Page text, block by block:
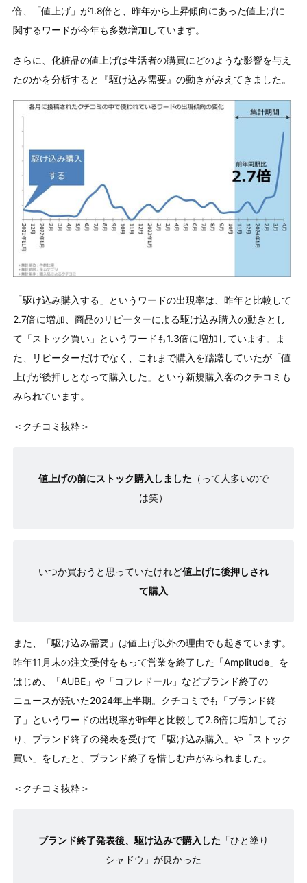
倍、「値上げ」が1.8倍と、昨年から上昇傾向にあった値上げに
関するワードが今年も多数増加しています。
さらに、化粧品の値上げは生活者の購買にどのような影響を与え
たのかを分析すると『駆け込み需要』の動きがみえてきました。
「駆け込み購⼊する」というワードの出現率は、昨年と比較して
2.7倍に増加、商品のリピーターによる駆け込み購入の動きとし
て「ストック買い」というワードも1.3倍に増加しています。ま
た、リピーターだけでなく、これまで購入を躊躇していたが「値
上げが後押しとなって購入した」という新規購入客のクチコミも
みられています。
＜クチコミ抜粋＞
値上げの前にストック購入しました （って人多いので
は笑）
いつか買おうと思っていたけれど値上げに後押しされ
て購入
また、「駆け込み需要」は値上げ以外の理由でも起きています。
昨年11月末の注文受付をもって営業を終了した「Amplitude」を
はじめ、「AUBE」や「コフレドール」などブランド終了の
ニュースが続いた2024年上半期。クチコミでも「ブランド終
了」というワードの出現率が昨年と比較して2.6倍に増加してお
り、ブランド終了の発表を受けて「駆け込み購入」や「ストック
買い」をしたと、ブランド終了を惜しむ声がみられました。
＜クチコミ抜粋＞
ブランド終了発表後、駆け込みで購入した 「ひと塗り
シャドウ」が良かった